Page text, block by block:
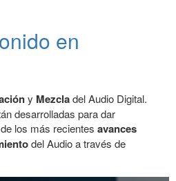
en
y Mezcladel Audio Digital.
desarrolladas para dar
de los más recientes avances
del Audio a través de